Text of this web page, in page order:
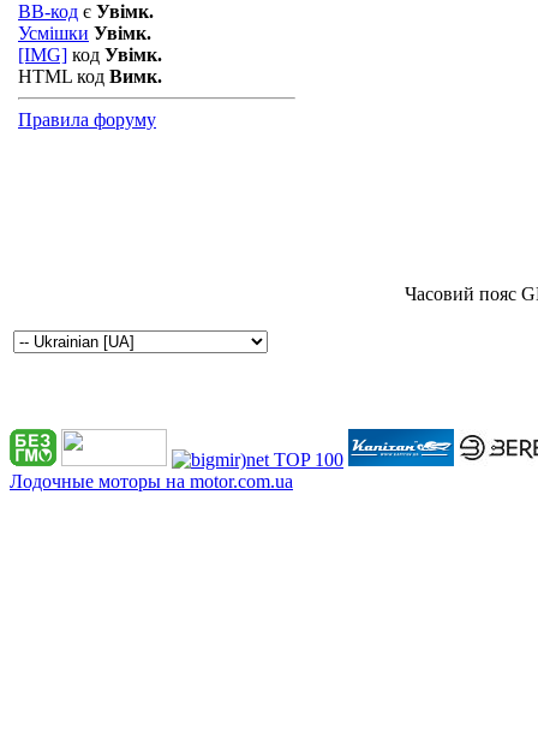
BB-код є Увімк.
Усмішки Увімк.
[IMG] код Увімк.
HTML код Вимк.
Правила форуму
Часовий пояс
Лодочные моторы на motor.com.ua